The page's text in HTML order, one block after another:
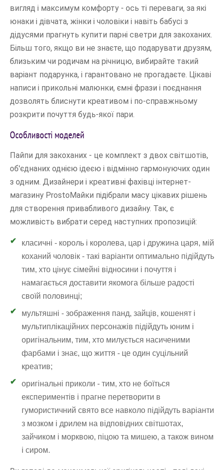
вигляд і максимум комфорту - ось ті переваги, за які
юнаки і дівчата, жінки і чоловіки і навіть бабусі з
дідусями прагнуть купити парні светри для закоханих.
Більш того, якщо ви не знаєте, що подарувати друзям,
близьким чи родичам на річницю, вибирайте такий
варіант подарунка, і гарантовано не прогадаєте. Цікаві
написи і прикольні малюнки, ємні фрази і поєднання
дозволять блиснути креативом і по-справжньому
розкрити почуття будь-якої пари.
Особливості моделей
Пайпи для закоханих - це комплект з двох світшотів,
об'єднаних однією ідеєю і відмінно гармонуючих один
з одним. Дизайнери і креативні фахівці інтернет-
магазину ProstoМайки підібрали масу цікавих рішень
для створення привабливого дизайну. Так, є
можливість вибрати серед наступних пропозицій:
класичні - король і королева, цар і дружина царя, мій
коханий чоловік - такі варіанти оптимально підійдуть
тим, хто цінує сімейні відносини і почуття і
намагається доставити якомога більше радості
своїй половинці;
мультяшні - зображення панд, зайців, кошенят і
мультиплікаційних персонажів підійдуть юним і
оригінальним, тим, хто милується насиченими
фарбами і знає, що життя - це один суцільний
креатив;
оригінальні приколи - тим, хто не боїться
експериментів і прагне перетворити в
гумористичний свято все навколо підійдуть варіанти
з мозком і дрилем на відповідних світшотах,
зайчиком і морквою, піцою та мишею, а також вином
і сиром.